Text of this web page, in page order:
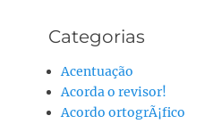
Categorias
Acentuação
Acorda o revisor!
Acordo ortogrÃ¡fico